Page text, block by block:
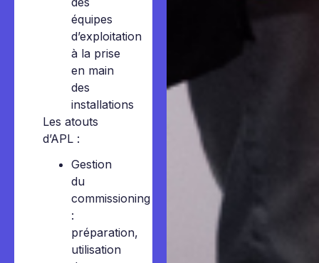
équipes
d’exploitation
à la prise
en main
des
installations
Les atouts
d’APL :
Gestion
du
commissioning
:
préparation,
utilisation